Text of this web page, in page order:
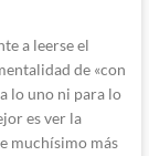
a leerse el
de «con
lo uno ni para lo
es ver la
muchísimo más